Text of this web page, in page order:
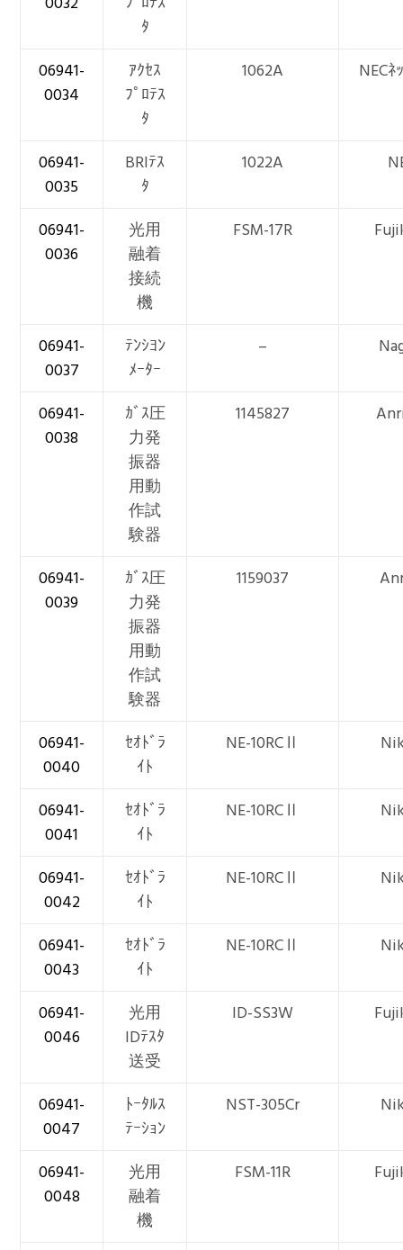
ﾀ
06941-
0034
ｱｸｾｽ
ﾌﾟﾛﾃｽ
ﾀ
1062A NECﾈ
06941-
0035
BRIﾃｽ
ﾀ
1022A
06941-
0036
光用
融着
接続
機
FSM-17R
06941-
0037
ﾃﾝｼﾖﾝ
ﾒｰﾀｰ
–
06941-
0038
ｶﾞｽ圧
力発
振器
用動
作試
験器
1145827
06941-
0039
ｶﾞｽ圧
力発
振器
用動
作試
験器
1159037
06941-
0040
ｾｵﾄﾞﾗ
ｲﾄ
NE-10RCⅡ
06941-
0041
ｾｵﾄﾞﾗ
ｲﾄ
NE-10RCⅡ
06941-
0042
ｾｵﾄﾞﾗ
ｲﾄ
NE-10RCⅡ
06941-
0043
ｾｵﾄﾞﾗ
ｲﾄ
NE-10RCⅡ
06941-
0046
光用
IDﾃｽﾀ
送受
ID-SS3W
06941-
0047
ﾄｰﾀﾙｽ
ﾃｰｼｮﾝ
NST-305Cr
06941-
0048
光用
融着
機
FSM-11R